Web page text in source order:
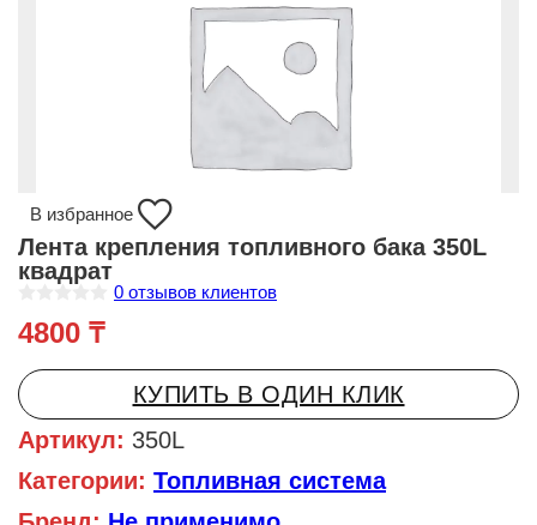
В избранное
Лента крепления топливного бака 350L
квадрат
ц
к
а
0
и
з
5
0 отзывов клиентов
4800 ₸
КУПИТЬ В ОДИН КЛИК
Артикул: 350L
Категории: Топливная система